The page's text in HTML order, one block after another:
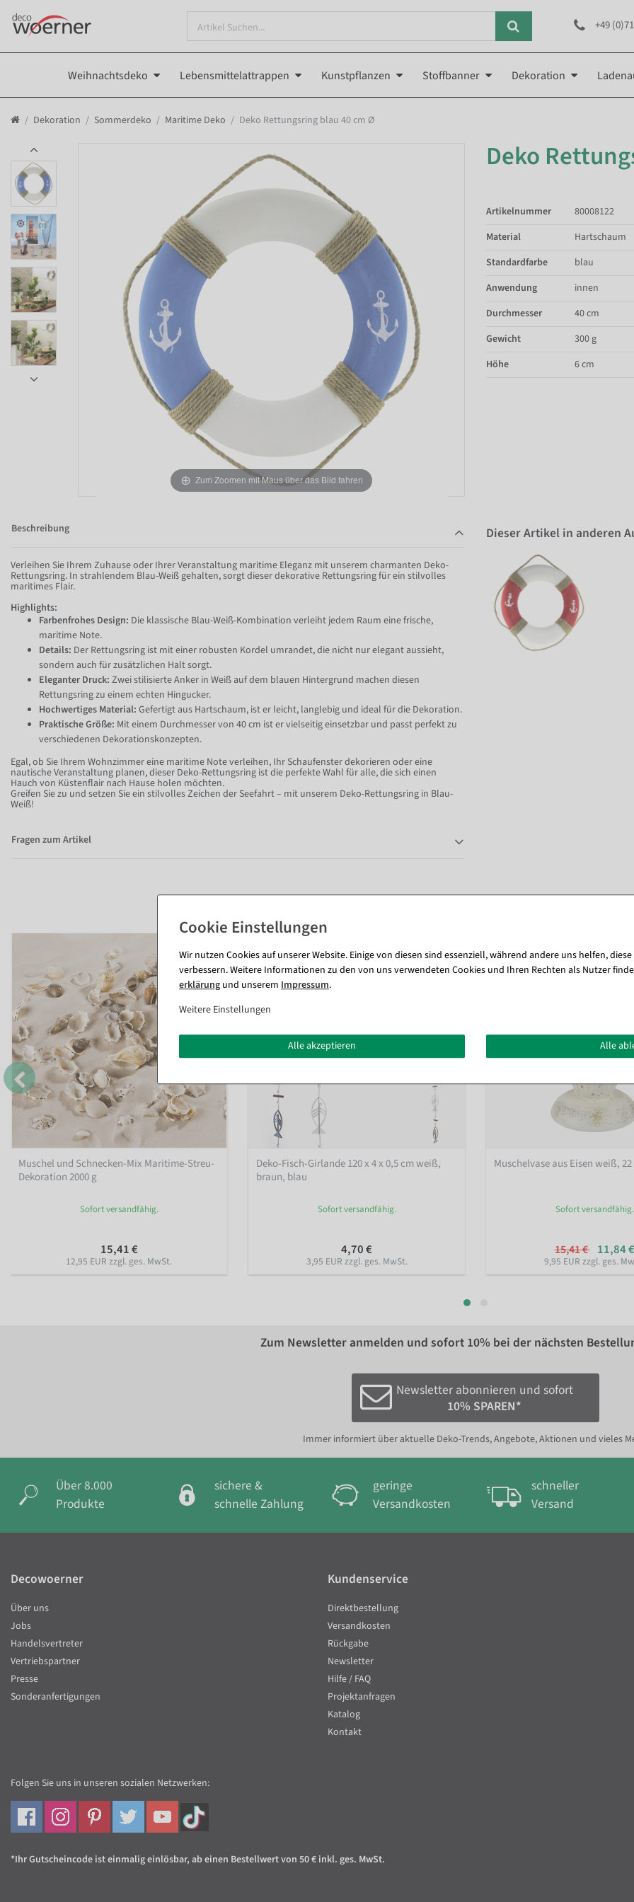
+49
Weihnachtsdeko Lebensmittelattrappen Kunstpflanzen Stoffbanner Dekoration
Dekoration Sommerdeko Maritime Deko Deko Rettungsring blau 40 cm Ø
Zum Zoomen mit Maus über das Bild fahren
Deko
Artikelnummer
80008122
Material
Hartschaum
Standardfarbe
blau
Anwendung
innen
Durchmesser
40 cm
Gewicht
300 g
Höhe
6 cm
Beschreibung
Verleihen Sie Ihrem Zuhause oder Ihrer Veranstaltung maritime Eleganz mit unserem charmanten Deko-
Rettungsring. In strahlendem Blau-Weiß gehalten, sorgt dieser dekorative Rettungsring für ein stilvolles
maritimes Flair.
Highlights:
Farbenfrohes Design: Die klassische Blau-Weiß-Kombination verleiht jedem Raum eine frische,
maritime Note.
Details: Der Rettungsring ist mit einer robusten Kordel umrandet, die nicht nur elegant aussieht,
sondern auch für zusätzlichen Halt sorgt.
Eleganter Druck: Zwei stilisierte Anker in Weiß auf dem blauen Hintergrund machen diesen
Rettungsring zu einem echten Hingucker.
Hochwertiges Material: Gefertigt aus Hartschaum, ist er leicht, langlebig und ideal für die Dekoration.
Praktische Größe: Mit einem Durchmesser von 40 cm ist er vielseitig einsetzbar und passt perfekt zu
verschiedenen Dekorationskonzepten.
Egal, ob Sie Ihrem Wohnzimmer eine maritime Note verleihen, Ihr Schaufenster dekorieren oder eine
nautische Veranstaltung planen, dieser Deko-Rettungsring ist die perfekte Wahl für alle, die sich einen
Hauch von Küstenflair nach Hause holen möchten.
Greifen Sie zu und setzen Sie ein stilvolles Zeichen der Seefahrt – mit unserem Deko-Rettungsring in Blau-
Weiß!
Fragen zum Artikel
Dieser Artikel in anderen
Muschel und Schnecken-Mix Maritime-Streu-
Dekoration 2000 g
Sofort versandfähig.
15,41 €
12,95 EUR zzgl. ges. MwSt.
Deko-Fisch-Girlande 120 x 4 x 0,5 cm weiß,
braun, blau
Sofort versandfähig.
4,70 €
3,95 EUR zzgl. ges. MwSt.
Muschelvase aus Eisen weiß,
Sofort versandfähig.
15,41 € 11,84 €
9,95 EUR zzgl. ges.
Zum Newsletter anmelden und sofort 10% bei der nächsten
Newsletter abonnieren und sofort
10% SPAREN*
Immer informiert über aktuelle Deko-Trends, Angebote, Aktionen und vieles
Über 8.000
Produkte
sichere &
schnelle Zahlung
geringe
Versandkosten
schneller
Versand
Wir nutzen Cookies auf unserer Website. Einige von diesen sind essenziell, während andere uns helfen,
verbessern. Weitere Informationen zu den von uns verwendeten Cookies und Ihren Rechten als Nutzer
erklärung und unserem Impressum.
Weitere Einstellungen
Alle akzeptieren Alle
Decowoerner
Über uns
Jobs
Handelsvertreter
Vertriebspartner
Presse
Sonderanfertigungen
Kundenservice
Direktbestellung
Versandkosten
Rückgabe
Newsletter
Hilfe / FAQ
Projektanfragen
Katalog
Kontakt
Folgen Sie uns in unseren sozialen Netzwerken:
*Ihr Gutscheincode ist einmalig einlösbar, ab einen Bestellwert von 50 € inkl. ges. MwSt.